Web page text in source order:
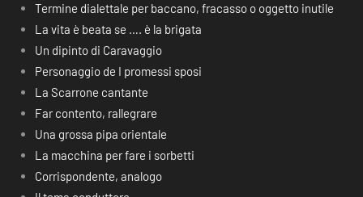
Termine dialettale per baccano, fracasso o oggetto inutile
La vita è beata se …. è la brigata
Un dipinto di Caravaggio
Personaggio de I promessi sposi
La Scarrone cantante
Far contento, rallegrare
Una grossa pipa orientale
La macchina per fare i sorbetti
Corrispondente, analogo